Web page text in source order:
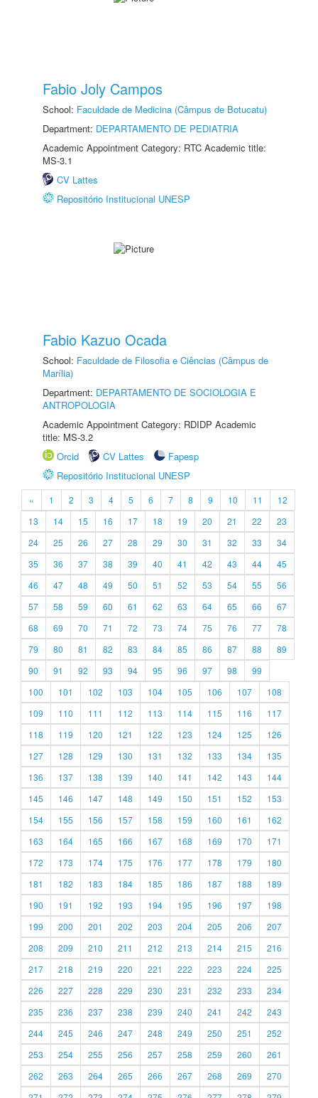
Fabio Joly Campos
School: Faculdade de Medicina (Câmpus de Botucatu)
Department: DEPARTAMENTO DE PEDIATRIA
Academic Appointment Category: RTC Academic title:
MS-3.1
CV Lattes
Repositório Institucional UNESP
Fabio Kazuo Ocada
School: Faculdade de Filosofia e Ciências (Câmpus de
Marília)
Department: DEPARTAMENTO DE SOCIOLOGIA E
ANTROPOLOGIA
Academic Appointment Category: RDIDP Academic
title: MS-3.2
Orcid
CV Lattes
Fapesp
Repositório Institucional UNESP
« 1 2 3 4 5 6 7 8 9 10 11
12
13
14 15 16 17 18 19 20 21 22
23
24
25 26 27 28 29 30 31 32 33
34
35
36 37 38 39 40 41 42 43 44
45
46
47 48 49 50 51 52 53 54 55
56
57
58 59 60 61 62 63 64 65 66
67
68
69 70 71 72 73 74 75 76 77
78
79
80 81 82 83 84 85 86 87 88
89
90
91 92 93 94 95 96 97 98
99
100
101 102 103 104 105 106 107
108
109
110 111 112 113 114 115 116
117
118
119 120 121 122 123 124 125
126
127
128 129 130 131 132 133 134
135
136
137 138 139 140 141 142 143
144
145
146 147 148 149 150 151 152
153
154
155 156 157 158 159 160 161
162
163
164 165 166 167 168 169 170
171
172
173 174 175 176 177 178 179
180
181
182 183 184 185 186 187 188
189
190
191 192 193 194 195 196 197
198
199
200 201 202 203 204 205 206
207
208
209 210 211 212 213 214 215
216
217
218 219 220 221 222 223 224
225
226
227 228 229 230 231 232 233
234
235
236 237 238 239 240 241 242
243
244
245 246 247 248 249 250 251
252
253
254 255 256 257 258 259 260
261
262
263 264 265 266 267 268 269
270